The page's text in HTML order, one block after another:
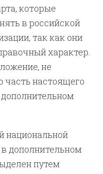
которые
в российской
так как они
характер.
не
настоящего
национальной
дополнительном
путем